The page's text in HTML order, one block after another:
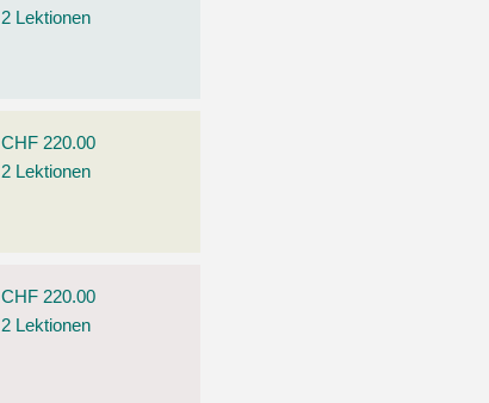
2 Lektionen
CHF 220.00
2 Lektionen
CHF 220.00
2 Lektionen